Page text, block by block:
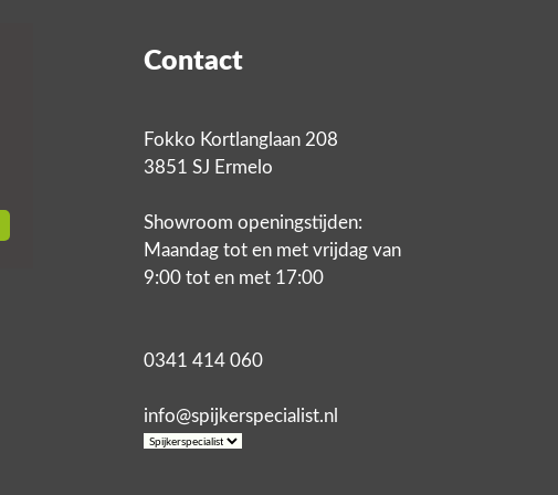
Contact
Fokko Kortlanglaan 208
3851 SJ Ermelo
Showroom openingstijden:
Maandag tot en met vrijdag van
9:00 tot en met 17:00
0341 414 060
info@spijkerspecialist.nl